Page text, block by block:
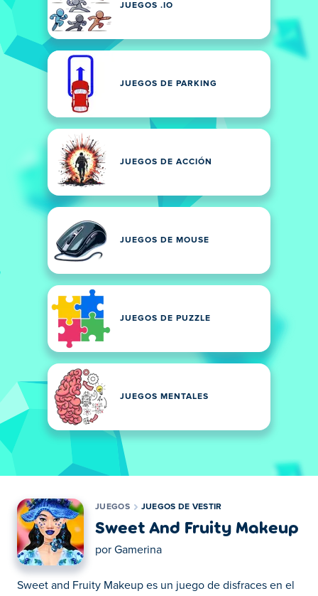
JUEGOS .IO
JUEGOS DE PARKING
JUEGOS DE ACCIÓN
JUEGOS DE MOUSE
JUEGOS DE PUZZLE
JUEGOS MENTALES
JUEGOS JUEGOS DE VESTIR
Sweet And Fruity Makeup
por Gamerina
Sweet and Fruity Makeup es un juego de disfraces en el